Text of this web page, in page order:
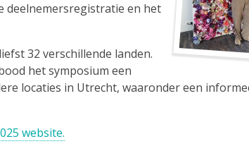
deelnemersregistratie en het
32 verschillende landen.
het symposium een
locaties in Utrecht, waaronder een
website.